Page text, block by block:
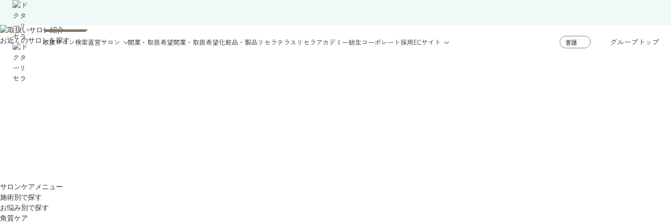
取扱サロン検索直営サロン 開業・取扱希望開業・取扱希望化粧品・製品 リセラテラス リセラアカデミー紡生コーポレート採用ECサイト グループトップ
お近くのサロンを探す
サロンケアメニュー
施術別で探す
お悩み別で探す
角質ケア